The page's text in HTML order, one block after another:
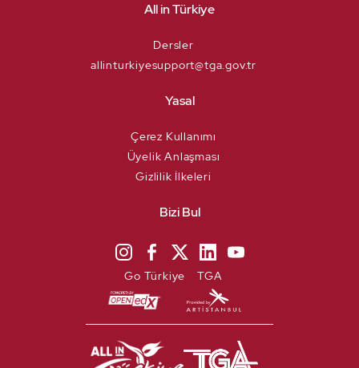
All in Türkiye
Dersler
allinturkiyesupport@tga.gov.tr
Yasal
Çerez Kullanımı
Üyelik Anlaşması
Gizlilik İlkeleri
Bizi Bul
Go Türkiye TGA